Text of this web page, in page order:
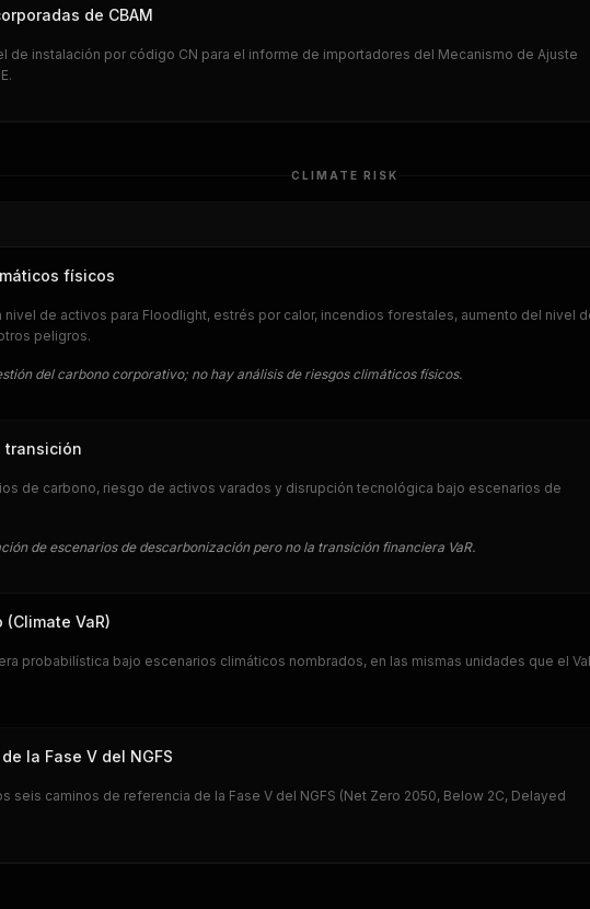
de CBAM
de instalación por código CN para el informe de importadores del Mecanismo de Ajuste
CLIMATE RISK
físicos
de activos para Floodlight, estrés por calor, incendios forestales, aumento del nivel
peligros.
del carbono corporativo; no hay análisis de riesgos climáticos físicos.
transición
de carbono, riesgo de activos varados y disrupción tecnológica bajo escenarios de
de escenarios de descarbonización pero no la transición financiera VaR.
VaR)
probabilística bajo escenarios climáticos nombrados, en las mismas unidades que el
la Fase V del NGFS
seis caminos de referencia de la Fase V del NGFS (Net Zero 2050, Below 2C, Delayed